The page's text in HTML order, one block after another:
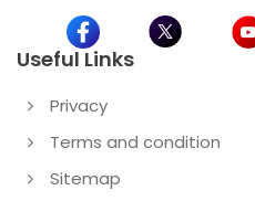
Useful Links
Privacy
Terms and condition
Sitemap